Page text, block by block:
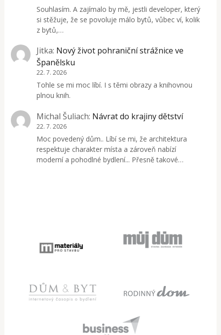
Souhlasím. A zajímalo by mě, jestli developer, který
si stěžuje, že se povoluje málo bytů, vůbec ví, kolik
z bytů,…
Jitka: Nový život pohraniční strážnice ve
Španělsku
22. 7. 2026
Tohle se mi moc líbí. I s těmi obrazy a knihovnou
plnou knih.
Michal Šuliach: Návrat do krajiny dětství
22. 7. 2026
Moc povedený dům.. Líbí se mi, že architektura
respektuje charakter místa a zároveň nabízí
moderní a pohodlné bydlení... Přesně takové…